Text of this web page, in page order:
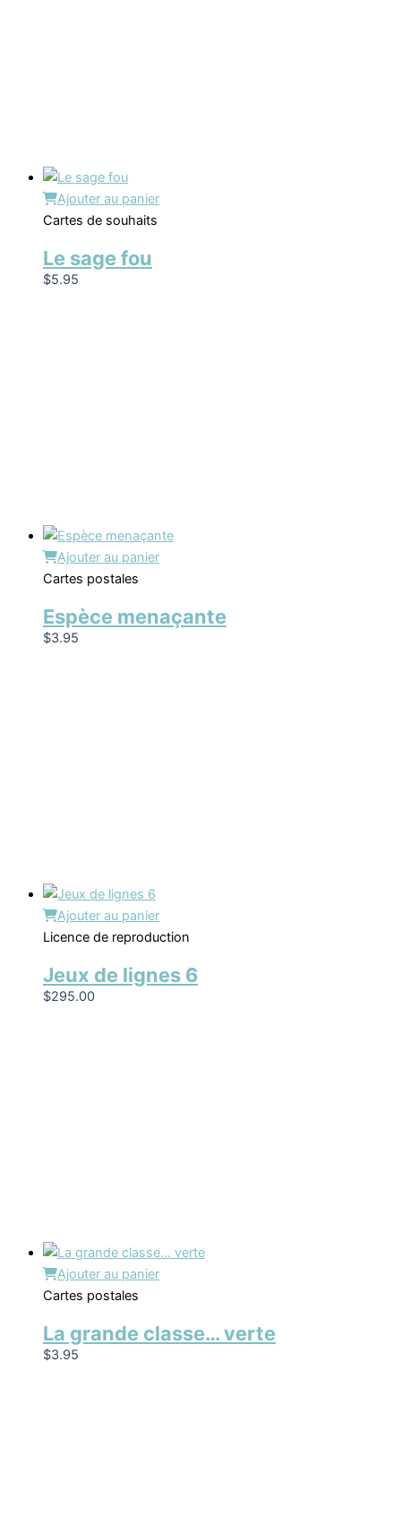
Ajouter au panier
Cartes de souhaits
Le sage fou
$5.95
Ajouter au panier
Cartes postales
Espèce menaçante
$3.95
Ajouter au panier
Licence de reproduction
Jeux de lignes 6
$295.00
Ajouter au panier
Cartes postales
La grande classe… verte
$3.95